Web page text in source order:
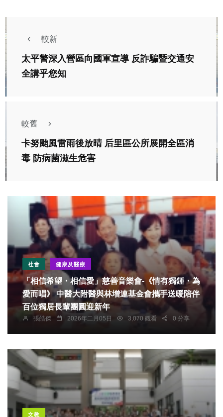
較新
太平警深入營區向國軍宣導 反詐騙暨交通安
全講乎您知
較舊
卡努颱風雷雨後放晴 后里區公所展開全區消
毒 防病菌滋生危害
社會 健康及醫療
「相信希望・相信愛」慈善音樂會-《情有獨鍾・為
愛而唱》 中醫大附醫與林增連基金會攜手送暖陪伴
百位獨居長輩團圓迎新年
張皓傑 2026年二月05日 3,070 觀看 0 分享
文教